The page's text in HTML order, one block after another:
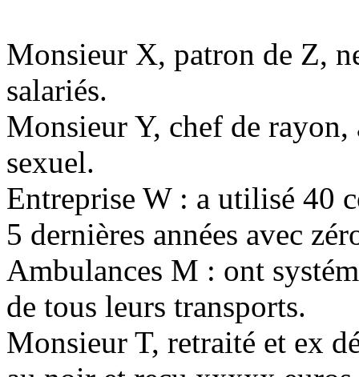
Monsieur X, patron de Z,
salariés.
Monsieur Y, chef de rayon,
sexuel.
Entreprise W : a utilisé 40
5 dernières années avec
Ambulances M : ont
de tous leurs transports.
Monsieur T, retraité et ex